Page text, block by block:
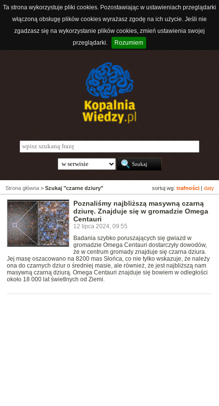
Ta strona wykorzystuje pliki cookies. Pozostawiając w ustawieniach przeglądarki
włączoną obsługę plików cookies wyrażasz zgodę na ich użycie. Jeśli nie
zgadzasz się na wykorzystanie plików cookies, zmień ustawienia swojej
przeglądarki.
Rozumiem
sortuj wg: trafności daty
Strona główna > Szukaj "czarne dziury"
Poznaliśmy najbliższą masywną czarną
dziurę. Znajduje się w gromadzie Omega
Centauri
12 lipca 2024, 09:55
Badania szybko poruszających się gwiazd w
gromadzie Omega Centauri dostarczyły dowodów,
że w centrum gromady znajduje się czarna dziura.
Jej masę oszacowano na 8200 mas Słońca, co nie tylko wskazuje, że należy
ona do czarnych dziur o średniej masie, ale również, że jest najbliższą nam
masywną czarną dziurą. Omega Centauri znajduje się bowiem w odległości
około 18 000 lat świetlnych od Ziemi.